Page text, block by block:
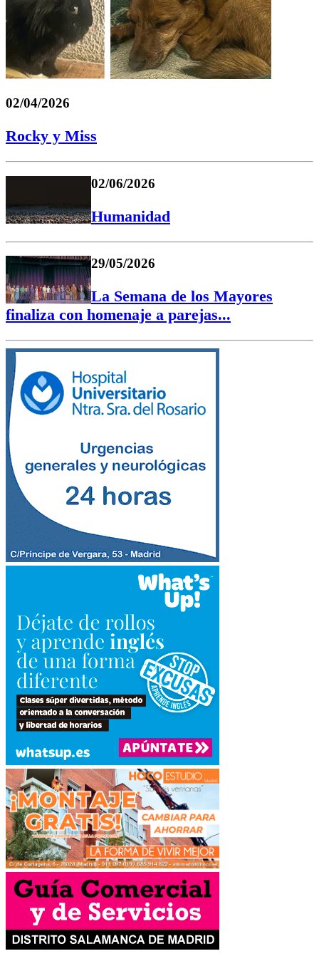
02/04/2026
Rocky y Miss
02/06/2026
Humanidad
29/05/2026
La Semana de los Mayores
finaliza con homenaje a parejas...